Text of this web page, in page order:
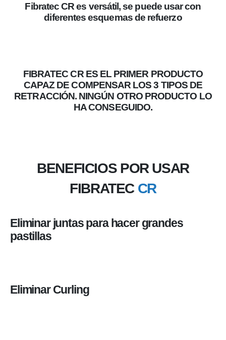
Fibratec CR es versátil, se puede usar con
diferentes esquemas de refuerzo
FIBRATEC CR ES EL PRIMER PRODUCTO
CAPAZ DE COMPENSAR LOS 3 TIPOS DE
RETRACCIÓN. NINGÚN OTRO PRODUCTO LO
HA CONSEGUIDO.
BENEFICIOS POR USAR
FIBRATEC CR
Eliminar juntas para hacer grandes
pastillas
Eliminar Curling